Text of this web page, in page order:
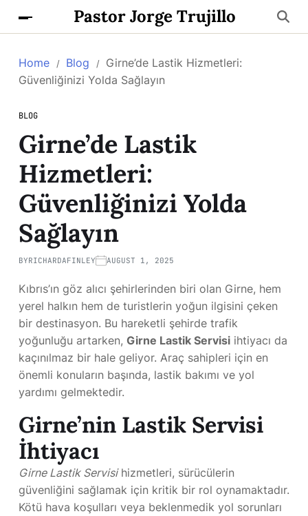
Pastor Jorge Trujillo
Home Blog
Girne’de Lastik Hizmetleri:
Güvenliğinizi Yolda Sağlayın
BLOG
Girne’de Lastik
Hizmetleri:
Güvenliğinizi Yolda
Sağlayın
BYRICHARDAFINLEY AUGUST 1, 2025
Kıbrıs’ın göz alıcı şehirlerinden biri olan Girne, hem
yerel halkın hem de turistlerin yoğun ilgisini çeken
bir destinasyon. Bu hareketli şehirde trafik
yoğunluğu artarken, Girne Lastik Servisi ihtiyacı da
kaçınılmaz bir hale geliyor. Araç sahipleri için en
önemli konuların başında, lastik bakımı ve yol
yardımı gelmektedir.
Girne’nin Lastik Servisi
İhtiyacı
Girne Lastik Servisihizmetleri, sürücülerin
güvenliğini sağlamak için kritik bir rol oynamaktadır.
Kötü hava koşulları veya beklenmedik yol sorunları